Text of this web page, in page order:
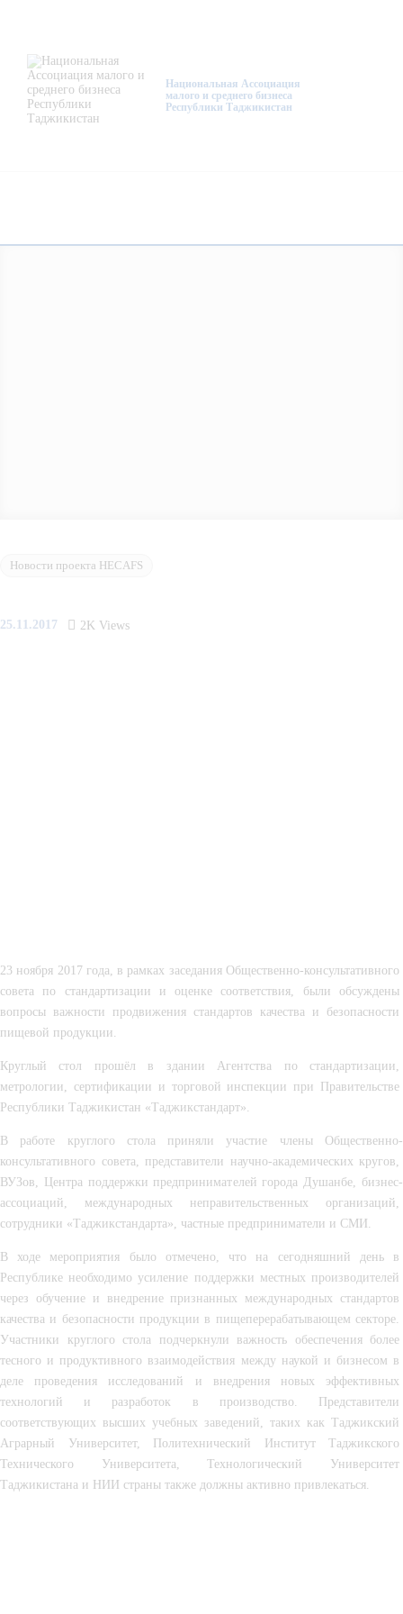
Национальная Ассоциация
малого и среднего бизнеса
Республики Таджикистан
Деятельность
Проекты
Инфоресурсы
Новости проекта HECAFS
25.11.2017 2K Views
23 ноября 2017 года, в рамках заседания Общественно-консультативного
совета по стандартизации и оценке соответствия, были обсуждены
вопросы важности продвижения стандартов качества и безопасности
пищевой продукции.
Круглый стол прошёл в здании Агентства по стандартизации,
метрологии, сертификации и торговой инспекции при Правительстве
Республики Таджикистан «Таджикстандарт».
В работе круглого стола приняли участие члены Общественно-
консультативного совета, представители научно-академических кругов,
ВУЗов, Центра поддержки предпринимателей города Душанбе, бизнес-
ассоциаций, международных неправительственных организаций,
сотрудники «Таджикстандарта», частные предприниматели и СМИ.
В ходе мероприятия было отмечено, что на сегодняшний день в
Республике необходимо усиление поддержки местных производителей
через обучение и внедрение признанных международных стандартов
качества и безопасности продукции в пищеперерабатывающем секторе.
Участники круглого стола подчеркнули важность обеспечения более
тесного и продуктивного взаимодействия между наукой и бизнесом в
деле проведения исследований и внедрения новых эффективных
технологий и разработок в производство. Представители
соответствующих высших учебных заведений, таких как Таджикский
Аграрный Университет, Политехнический Институт Таджикского
Технического Университета, Технологический Университет
Таджикистана и НИИ страны также должны активно привлекаться.